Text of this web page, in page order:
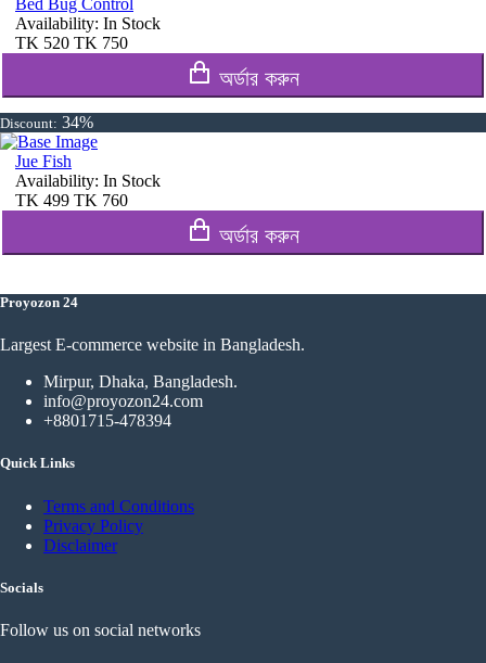
Availability: In Stock
TK 520 TK 750
অর্ডার করুন
Discount: 34%
Jue Fish
Availability: In Stock
TK 499 TK 760
অর্ডার করুন
Proyozon 24
Largest E-commerce website in Bangladesh.
Mirpur, Dhaka, Bangladesh.
info@proyozon24.com
+8801715-478394
Quick Links
Terms and Conditions
Privacy Policy
Disclaimer
Socials
Follow us on social networks